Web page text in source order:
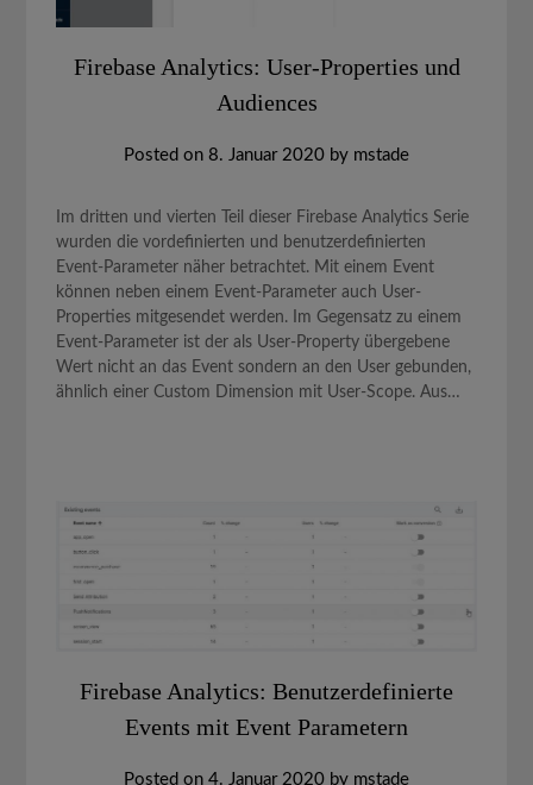
Firebase Analytics: User-Properties und
Audiences
Posted on 8. Januar 2020 by mstade
Im dritten und vierten Teil dieser Firebase Analytics Serie
wurden die vordefinierten und benutzerdefinierten
Event-Parameter näher betrachtet. Mit einem Event
können neben einem Event-Parameter auch User-
Properties mitgesendet werden. Im Gegensatz zu einem
Event-Parameter ist der als User-Property übergebene
Wert nicht an das Event sondern an den User gebunden,
ähnlich einer Custom Dimension mit User-Scope. Aus…
Firebase Analytics: Benutzerdefinierte
Events mit Event Parametern
Posted on 4. Januar 2020 by mstade